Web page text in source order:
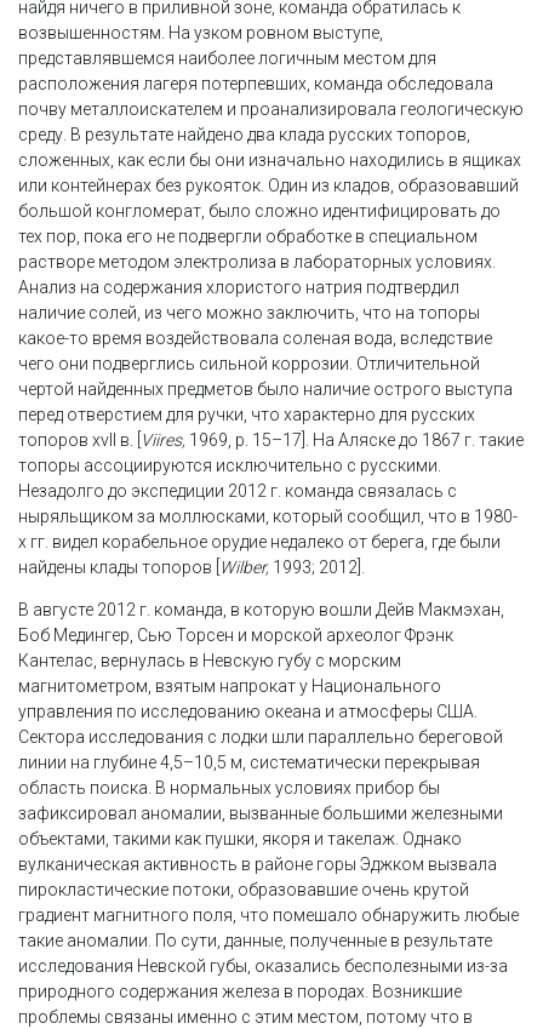
найдя ничего в приливной зоне, команда обратилась к
возвышенностям. На узком ровном выступе,
представлявшемся наиболее логичным местом для
расположения лагеря потерпевших, команда обследовала
почву металлоискателем и проанализировала геологическую
среду. В результате найдено два клада русских топоров,
сложенных, как если бы они изначально находились в ящиках
или контейнерах без рукояток. Один из кладов, образовавший
большой конгломерат, было сложно идентифицировать до
тех пор, пока его не подвергли обработке в специальном
растворе методом электролиза в лабораторных условиях.
Анализ на содержания хлористого натрия подтвердил
наличие солей, из чего можно заключить, что на топоры
какое-то время воздействовала соленая вода, вследствие
чего они подверглись сильной коррозии. Отличительной
чертой найденных предметов было наличие острого выступа
перед отверстием для ручки, что характерно для русских
топоров xvII в. [ Viires, 1969, p. 15–17]. На Аляске до 1867 г. такие
топоры ассоциируются исключительно с русскими.
Незадолго до экспедиции 2012 г. команда связалась с
ныряльщиком за моллюсками, который сообщил, что в 1980-
х гг. видел корабельное орудие недалеко от берега, где были
найдены клады топоров [
Wilber, 1993; 2012].
В августе 2012 г. команда, в которую вошли Дейв Макмэхан,
Боб Медингер, Сью Торсен и морской археолог Фрэнк
Кантелас, вернулась в Невскую губу с морским
магнитометром, взятым напрокат у Национального
управления по исследованию океана и атмосферы США.
Сектора исследования с лодки шли параллельно береговой
линии на глубине 4,5–10,5 м, систематически перекрывая
область поиска. В нормальных условиях прибор бы
зафиксировал аномалии, вызванные большими железными
объектами, такими как пушки, якоря и такелаж. Однако
вулканическая активность в районе горы Эджком вызвала
пирокластические потоки, образовавшие очень крутой
градиент магнитного поля, что помешало обнаружить любые
такие аномалии. По сути, данные, полученные в результате
исследования Невской губы, оказались бесполезными из-за
природного содержания железа в породах. Возникшие
проблемы связаны именно с этим местом, потому что в